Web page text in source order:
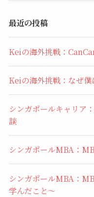
最近の投稿
Keiの海外挑戦：
Keiの海外挑戦：なぜ
シンガポールキャリア
談
シンガポールMBA：
シンガポールMBA：
学んだこと〜